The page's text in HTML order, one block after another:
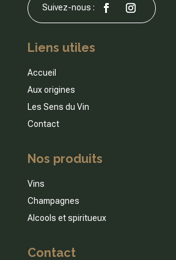
Liens utiles
Accueil
Aux origines
Les Sens du Vin
Contact
Nos produits
Vins
Champagnes
Alcools et spiritueux
Contact